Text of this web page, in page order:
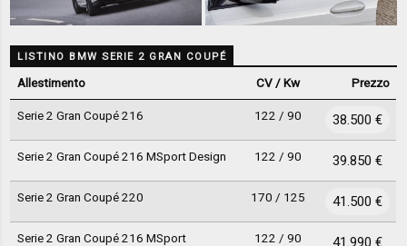
LISTINO BMW SERIE 2 GRAN COUPÉ
Allestimento CV / Kw Prezzo
Serie 2 Gran Coupé 216 122 / 90 38.500 €
Serie 2 Gran Coupé 216 MSport Design 122 / 90 39.850 €
Serie 2 Gran Coupé 220 170 / 125 41.500 €
Serie 2 Gran Coupé 216 MSport 122 / 90 41.990 €